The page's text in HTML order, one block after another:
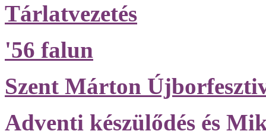
Tárlatvezetés
'56 falun
Szent Márton
Adventi készülődés és